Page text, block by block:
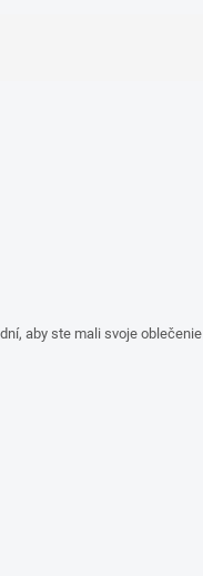
aby ste mali svoje oblečenie